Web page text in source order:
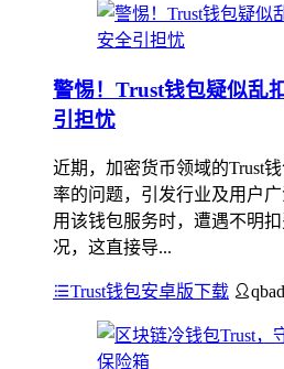
警惕！Trust钱包疑似乱
引担忧
近期，加密货币领域的Trust
率的问题，引发行业及用户
用该钱包服务时，遭遇不明
况，这直接导...
Trust钱包安卓版下载